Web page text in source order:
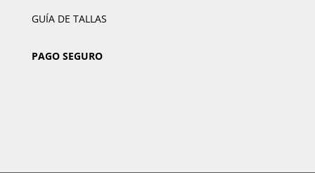
GUÍA DE TALLAS
PAGO SEGURO